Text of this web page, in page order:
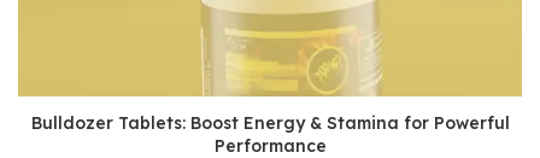
Bulldozer Tablets: Boost Energy & Stamina for Powerful
Performance